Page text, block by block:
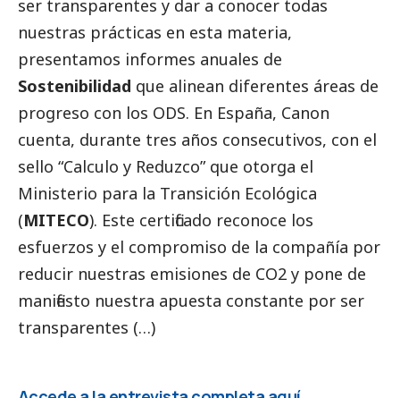
ser transparentes y dar a conocer todas
nuestras prácticas en esta materia,
presentamos informes anuales de
Sostenibilidad que alinean diferentes áreas de
progreso con los ODS. En España, Canon
cuenta, durante tres años consecutivos, con el
sello “Calculo y Reduzco” que otorga el
Ministerio para la Transición Ecológica
(MITECO). Este certificado reconoce los
esfuerzos y el compromiso de la compañía por
reducir nuestras emisiones de CO2 y pone de
manifiesto nuestra apuesta constante por ser
transparentes (…)